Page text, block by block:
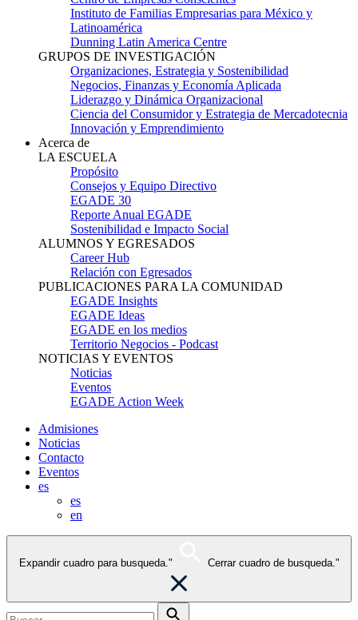
Instituto de Familias Empresarias para México y
Latinoamérica
Dunning Latin America Centre
GRUPOS DE INVESTIGACIÓN
Organizaciones, Estrategia y Sostenibilidad
Negocios, Finanzas y Economía Aplicada
Liderazgo y Dinámica Organizacional
Ciencia del Consumidor y Estrategia de Mercadotecnia
Innovación y Emprendimiento
Acerca de
LA ESCUELA
Propósito
Consejos y Equipo Directivo
EGADE 30
Reporte Anual EGADE
Sostenibilidad e Impacto Social
ALUMNOS Y EGRESADOS
Career Hub
Relación con Egresados
PUBLICACIONES PARA LA COMUNIDAD
EGADE Insights
EGADE Ideas
EGADE en los medios
Territorio Negocios - Podcast
NOTICIAS Y EVENTOS
Noticias
Eventos
EGADE Action Week
Admisiones
Noticias
Contacto
Eventos
es
es
en
Expandir cuadro para busqueda." Cerrar cuadro de busqueda."